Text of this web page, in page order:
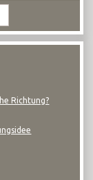
Richtung?